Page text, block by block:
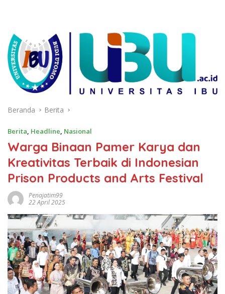
Beranda Berita
Berita, Headline, Nasional
Warga Binaan Pamer Karya dan
Kreativitas Terbaik di Indonesian
Prison Products and Arts Festival
Penajatim99
22 April 2025